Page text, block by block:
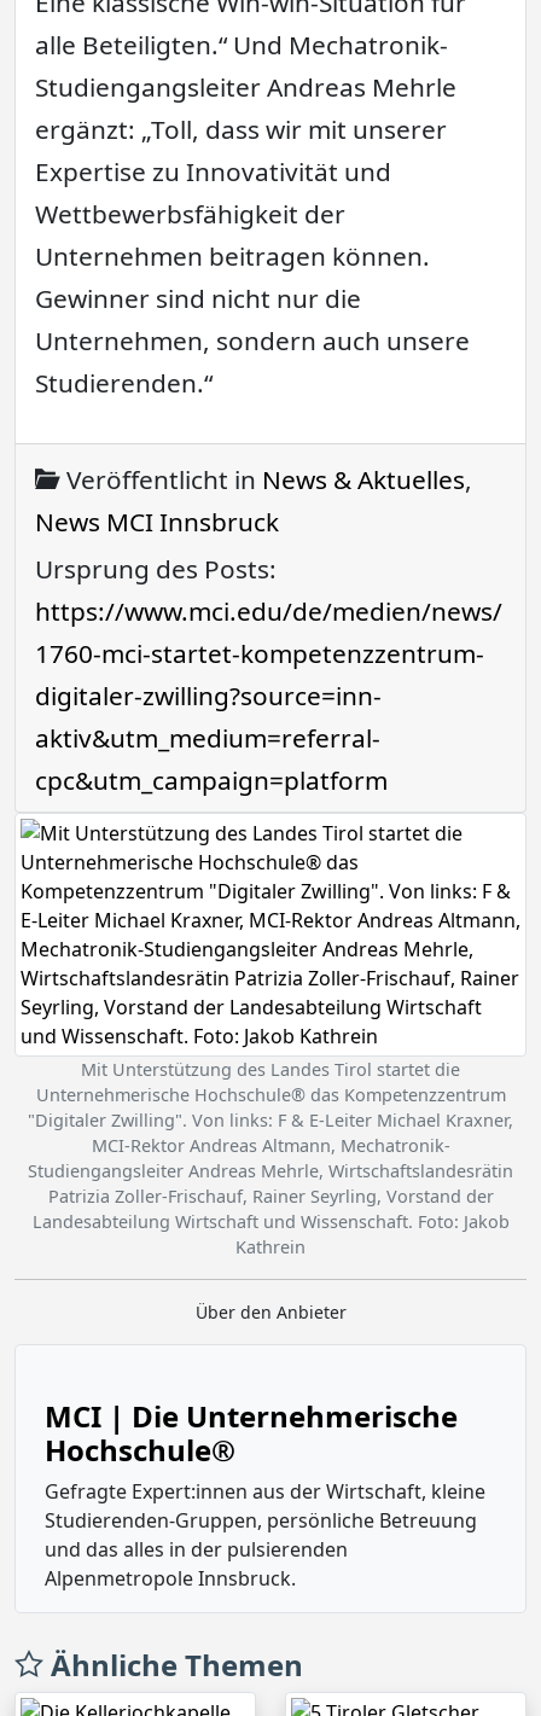
alle Beteiligten.“ Und Mechatronik-
Studiengangsleiter Andreas Mehrle
ergänzt: „Toll, dass wir mit unserer
Expertise zu Innovativität und
Wettbewerbsfähigkeit der
Unternehmen beitragen können.
Gewinner sind nicht nur die
Unternehmen, sondern auch unsere
Studierenden.“
Veröffentlicht in News & Aktuelles,
News MCI Innsbruck
Ursprung des Posts:
https://www.mci.edu/de/medien/news/
1760-mci-startet-kompetenzzentrum-
digitaler-zwilling?source=inn-
aktiv&utm_medium=referral-
cpc&utm_campaign=platform
Mit Unterstützung des Landes Tirol startet die
Unternehmerische Hochschule® das Kompetenzzentrum
"Digitaler Zwilling". Von links: F & E-Leiter Michael Kraxner,
MCI-Rektor Andreas Altmann, Mechatronik-
Studiengangsleiter Andreas Mehrle, Wirtschaftslandesrätin
Patrizia Zoller-Frischauf, Rainer Seyrling, Vorstand der
Landesabteilung Wirtschaft und Wissenschaft. Foto: Jakob
Kathrein
Über den Anbieter
MCI | Die Unternehmerische
Hochschule®
Gefragte Expert:innen aus der Wirtschaft, kleine
Studierenden-Gruppen, persönliche Betreuung
und das alles in der pulsierenden
Alpenmetropole Innsbruck.
Ähnliche Themen